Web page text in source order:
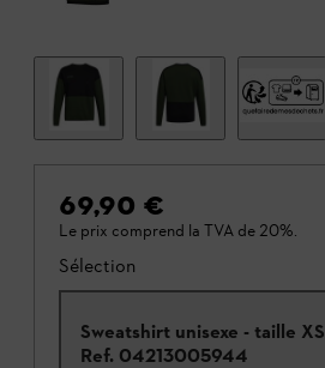
69,90 €
Le prix comprend la TVA de 20%.
Sélection
Sweatshirt unisexe - taille XS
Ref. 04213005944